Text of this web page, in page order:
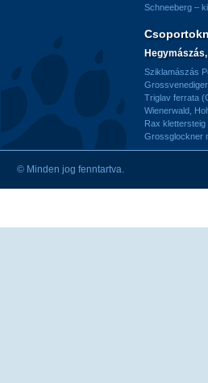
Schneeberg –
Sziklamászás
Triglav ferrata
Wienerwald,
Rax
Grossglockner
© Minden jog fenntartva.